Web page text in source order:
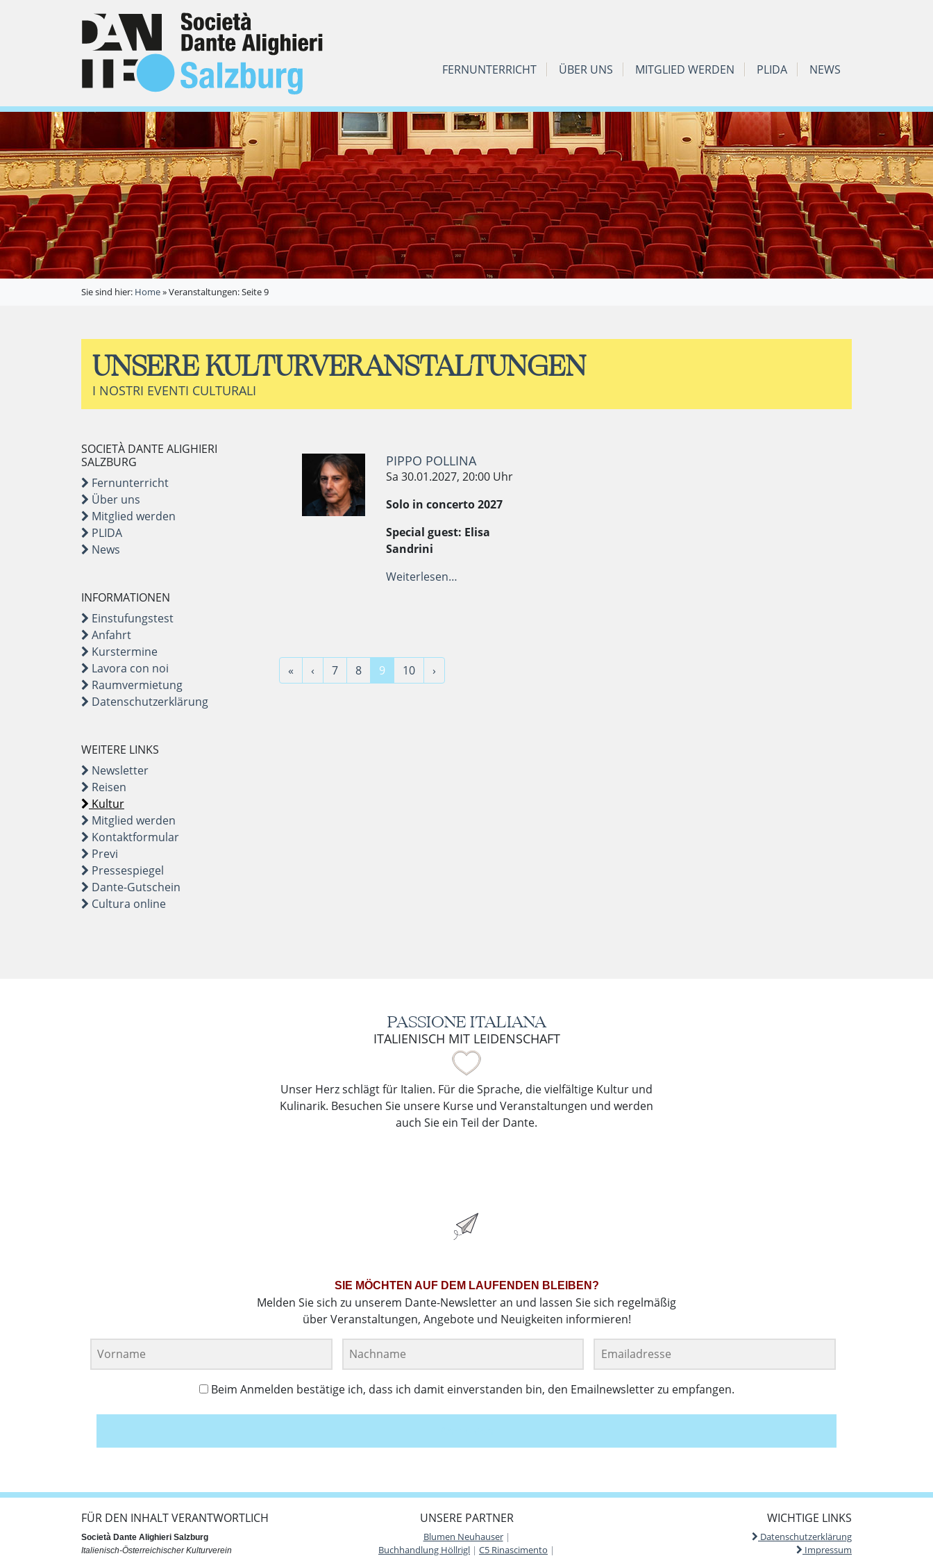
FERNUNTERRICHT ÜBER UNS MITGLIED WERDEN PLIDA NEWS
Sie sind hier: Home»Veranstaltungen: Seite 9
UNSERE KULTURVERANSTALTUNGEN
I NOSTRI EVENTI CULTURALI
SOCIETÀ DANTE ALIGHIERI
SALZBURG
Fernunterricht
Über uns
Mitglied werden
PLIDA
News
INFORMATIONEN
Einstufungstest
Anfahrt
Kurstermine
Lavora con noi
Raumvermietung
Datenschutzerklärung
WEITERE LINKS
Newsletter
Reisen
Kultur
Mitglied werden
Kontaktformular
Previ
Pressespiegel
Dante-Gutschein
Cultura online
PIPPO POLLINA
Sa 30.01.2027, 20:00 Uhr
Solo in concerto 2027
Special guest: Elisa
Sandrini
Weiterlesen…
« ‹ 7 8 9 10 ›
PASSIONE ITALIANA
ITALIENISCH MIT LEIDENSCHAFT
Unser Herz schlägt für Italien. Für die Sprache, die vielfältige Kultur und
Kulinarik. Besuchen Sie unsere Kurse und Veranstaltungen und werden
auch Sie ein Teil der Dante.
SIE MÖCHTEN AUF DEM LAUFENDEN BLEIBEN?
Melden Sie sich zu unserem Dante-Newsletter an und lassen Sie sich regelmäßig
über Veranstaltungen, Angebote und Neuigkeiten informieren!
Beim Anmelden bestätige ich, dass ich damit einverstanden bin, den Emailnewsletter zu empfangen.
FÜR DEN INHALT VERANTWORTLICH
Società Dante Alighieri Salzburg
Italienisch-Österreichischer Kulturverein
UNSERE PARTNER
Blumen Neuhauser|
Buchhandlung Höllrigl | C5 Rinascimento |
WICHTIGE LINKS
Datenschutzerklärung
Impressum